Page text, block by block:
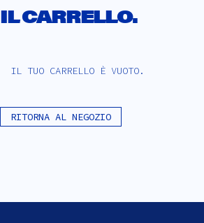
IL CARRELLO.
IL TUO CARRELLO È VUOTO.
RITORNA AL NEGOZIO